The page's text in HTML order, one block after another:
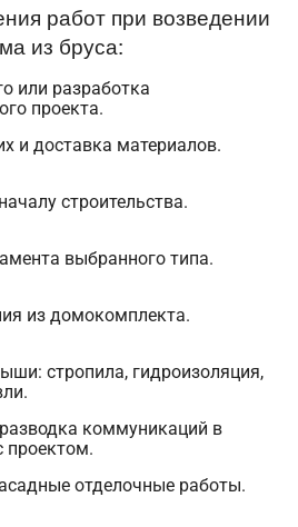
работ при возведении
из бруса:
или разработка
проекта.
и доставка материалов.
строительства.
выбранного типа.
из домокомплекта.
стропила, гидроизоляция,
коммуникаций в
проектом.
отделочные работы.